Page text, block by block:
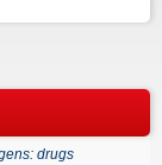
drugs